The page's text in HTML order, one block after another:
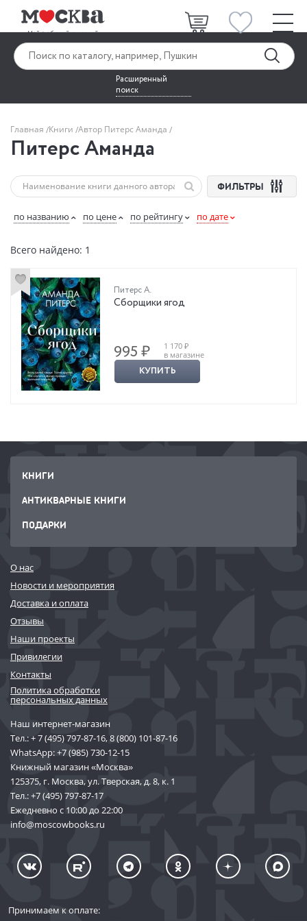
Расширенный
поиск
Главная Книги Автор Питерс Аманда
Питерс Аманда
ФИЛЬТРЫ
по названию по цене по рейтингу по дате
Всего найдено: 1
Питерс А.
Сборщики ягод
995 ₽
1 170 ₽
в магазине
КУПИТЬ
КНИГИ
АНТИКВАРНЫЕ КНИГИ
ПОДАРКИ
О нас
Новости и мероприятия
Доставка и оплата
Отзывы
Наши проекты
Привилегии
Контакты
Политика обработки
персональных данных
Наш интернет-магазин
Тел.:+ 7 (495) 797-87-16,8 (800) 101-87-16
WhatsApp:+7 (985) 730-12-15
Книжный магазин «Москва»
125375, г. Москва, ул. Тверская, д. 8, к. 1
Тел.:+7 (495) 797-87-17
Ежедневно с 10:00 до 22:00
info@moscowbooks.ru
Принимаем к оплате: